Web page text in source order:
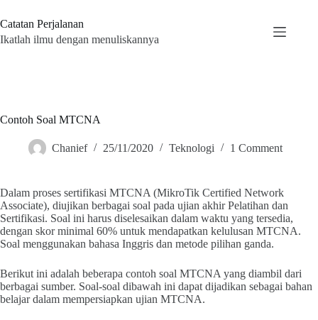
to
content
Catatan Perjalanan
Ikatlah ilmu dengan menuliskannya
Contoh Soal MTCNA
Chanief 25/11/2020 Teknologi 1 Comment
Dalam proses sertifikasi MTCNA (MikroTik Certified Network
Associate), diujikan berbagai soal pada ujian akhir Pelatihan dan
Sertifikasi. Soal ini harus diselesaikan dalam waktu yang tersedia,
dengan skor minimal 60% untuk mendapatkan kelulusan MTCNA.
Soal menggunakan bahasa Inggris dan metode pilihan ganda.
Berikut ini adalah beberapa contoh soal MTCNA yang diambil dari
berbagai sumber. Soal-soal dibawah ini dapat dijadikan sebagai bahan
belajar dalam mempersiapkan ujian MTCNA.